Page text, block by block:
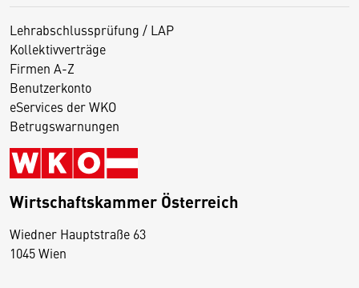
Lehrabschlussprüfung / LAP
Kollektivverträge
Firmen A-Z
Benutzerkonto
eServices der WKO
Betrugswarnungen
Wirtschaftskammer Österreich
Wiedner Hauptstraße 63
1045 Wien
D